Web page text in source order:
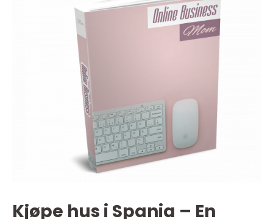
Kjøpe hus i Spania – En